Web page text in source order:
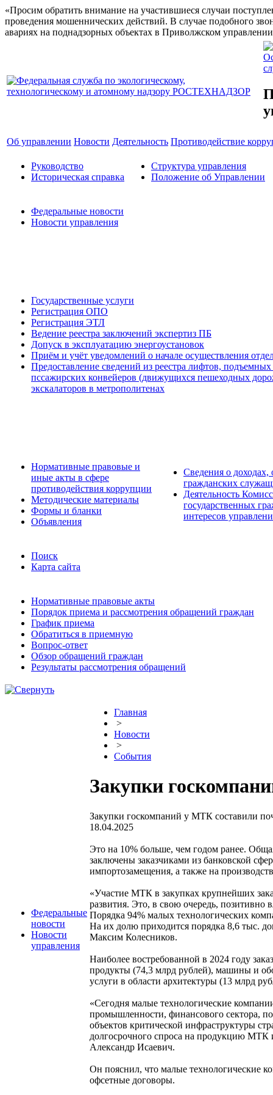
«Просим обратить внимание на участившиеся случаи
проведения мошеннических действий. В случае подобного
авариях на поднадзорных объектах в Приволжском
Об управлении Новости Деятельность Противодействие
Руководство
Историческая справка
Структура управления
Положение об Управлении
Федеральные новости
Новости управления
Государственные услуги
Регистрация ОПО
Регистрация ЭТЛ
Ведение реестра заключений экспертиз ПБ
Допуск в эксплуатацию энергоустановок
Приём и учёт уведомлений о начале осуществления
Предоставление сведений из реестра лифтов,
пссажирских конвейеров (движущихся пешеходных
экскалаторов в метрополитенах
Нормативные правовые и
иные акты в сфере
противодействия коррупции
Методические материалы
Формы и бланки
Объявления
Сведения о доходах,
гражданских
Деятельность
государственных
интересов
Поиск
Карта сайта
Нормативные правовые акты
Порядок приема и рассмотрения обращений граждан
График приема
Обратиться в приемную
Вопрос-ответ
Обзор обращений граждан
Результаты рассмотрения обращений
Федеральные
новости
Новости
управления
Главная
>
Новости
>
События
Закупки
Закупки госкомпаний у МТК составили
18.04.2025
Это на 10% больше, чем годом ранее.
заключены заказчиками из банковской
импортозамещения, а также на
«Участие МТК в закупках крупнейших
развития. Это, в свою очередь,
Порядка 94% малых технологических
На их долю приходится порядка 8,6 тыс.
Максим Колесников.
Наиболее востребованной в 2024 году
продукты (74,3 млрд рублей), машины и
услуги в области архитектуры (13 млрд
«Сегодня малые технологические
промышленности, финансового сектора,
объектов критической инфраструктуры
долгосрочного спроса на продукцию
Александр Исаевич.
Он пояснил, что малые технологические
офсетные договоры.